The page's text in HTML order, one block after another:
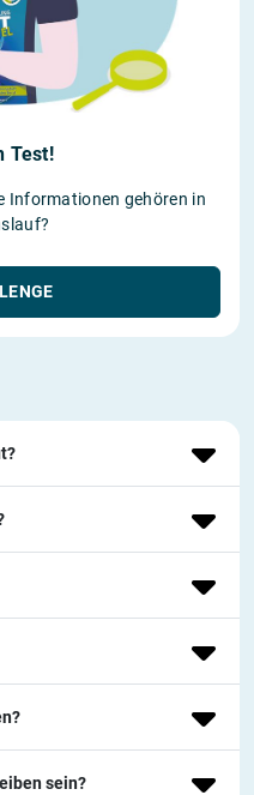
Test!
Informationen gehören in
sein?